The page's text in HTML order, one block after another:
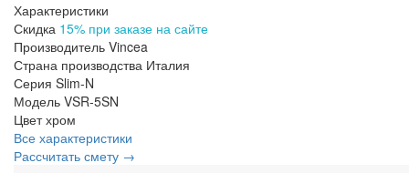
Характеристики
Скидка 15% при заказе на сайте
Производитель Vincea
Страна производства Италия
Серия Slim-N
Модель VSR-5SN
Цвет хром
Все характеристики
Рассчитать смету →